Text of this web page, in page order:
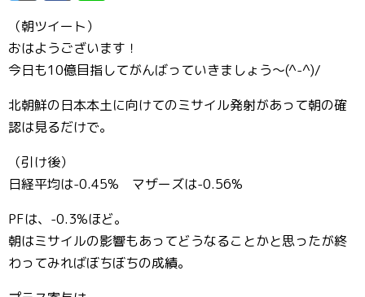
（朝ツイート）
おはようございます！
今日も10億目指してがんばっていきましょう〜(^-^)/
北朝鮮の日本本土に向けてのミサイル発射があって朝の確
認は見るだけで。
（引け後）
日経平均は-0.45% マザーズは-0.56%
PFは、-0.3%ほど。
朝はミサイルの影響もあってどうなることかと思ったが終
わってみればぼちぼちの成績。